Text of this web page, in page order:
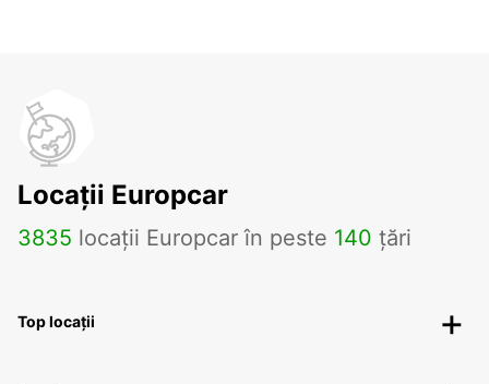
Locații Europcar
3835 locații Europcar în peste 140 țări
Top locații